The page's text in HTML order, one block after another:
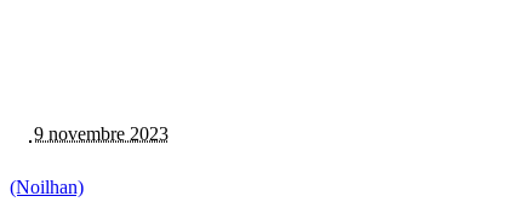
9 novembre 2023
(Noilhan)